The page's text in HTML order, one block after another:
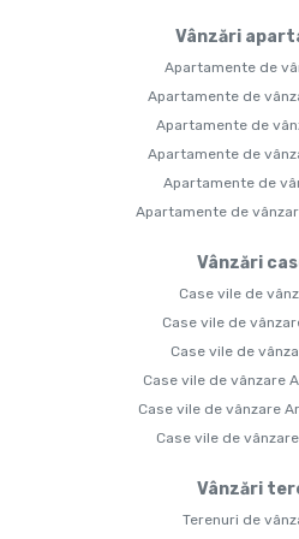
Vânzări
Apartamente de
Apartamente de
Apartamente de
Apartamente de
Apartamente de
Apartamente de
Vânzări
Case vile de
Case vile de
Case vile de
Case vile de vânzare
Case vile de vânzare
Case vile de
Vânzări
Terenuri de